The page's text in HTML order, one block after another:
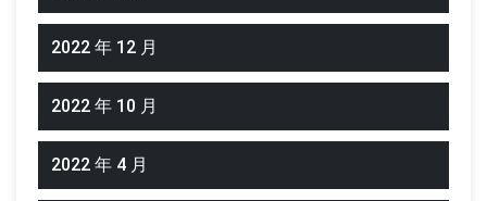
2022 年 12 月
2022 年 10 月
2022 年 4 月